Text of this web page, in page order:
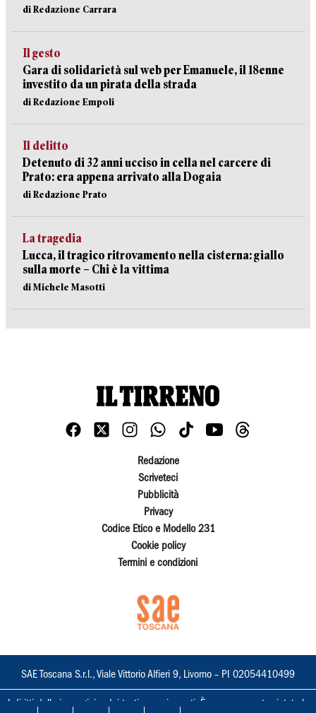
di Redazione Carrara
Il gesto
Gara di solidarietà sul web per Emanuele, il 18enne
investito da un pirata della strada
di Redazione Empoli
Il delitto
Detenuto di 32 anni ucciso in cella nel carcere di
Prato: era appena arrivato alla Dogaia
di Redazione Prato
La tragedia
Lucca, il tragico ritrovamento nella cisterna: giallo
sulla morte – Chi è la vittima
di Michele Masotti
Redazione
Scriveteci
Pubblicità
Privacy
Codice Etico e Modello 231
Cookie policy
Termini e condizioni
SAE Toscana S.r.l., Viale Vittorio Alfieri 9, Livorno – PI 02054410499
I diritti delle immagini e dei testi sono riservati. È espressamente vietata la